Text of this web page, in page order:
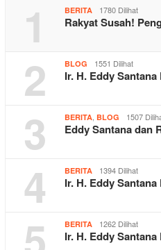
1 BERITA 1780 Dilihat
Rakyat Susah!
2 BLOG 1551 Dilihat
Ir. H. Eddy
3 BERITA BLOG 1507
Eddy Santana dan
4 BERITA 1394 Dilihat
Ir. H. Eddy
BERITA 1262 Dilihat
Ir. H. Eddy